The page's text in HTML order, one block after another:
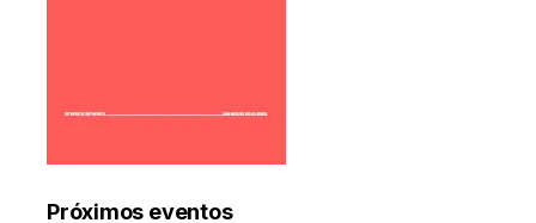
Próximos eventos